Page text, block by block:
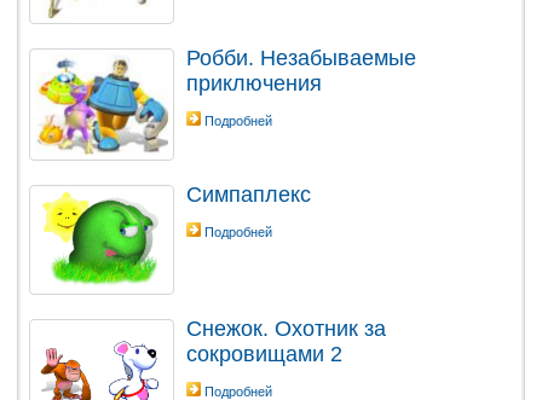
Робби. Незабываемые
приключения
Подробней
Симпаплекс
Подробней
Снежок. Охотник за
сокровищами 2
Подробней